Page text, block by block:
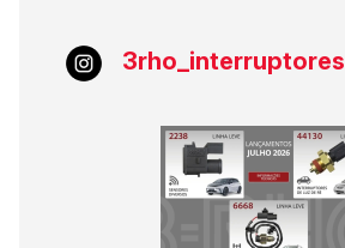
3rho_interruptores